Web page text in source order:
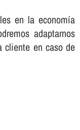
en la economí­a
adaptarnos
cliente en caso de